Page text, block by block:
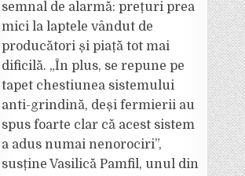
semnal de alarmă: prețuri prea
mici la laptele vândut de
producători și piață tot mai
dificilă. „În plus, se repune pe
tapet chestiunea sistemului
anti-grindină, deși fermierii au
spus foarte clar că acest sistem
a adus numai nenorociri”,
susține Vasilică Pamfil, unul din